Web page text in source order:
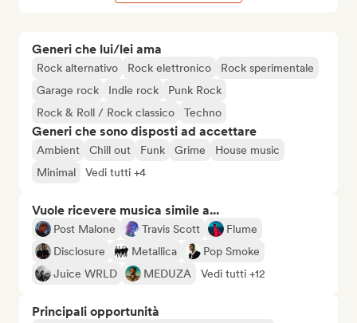
Generi che lui/lei ama
Rock alternativo Rock elettronico
Rock sperimentale
Garage rock
Indie rock
Punk Rock
Rock & Roll / Rock classico
Techno
Generi che sono disposti ad accettare
Ambient Chill out Funk Grime
House music
Minimal
Vedi tutti +4
Vuole ricevere musica simile a...
Post Malone Travis Scott
Flume
Disclosure
Metallica
Pop Smoke
Juice WRLD
MEDUZA Vedi tutti +12
Principali opportunità